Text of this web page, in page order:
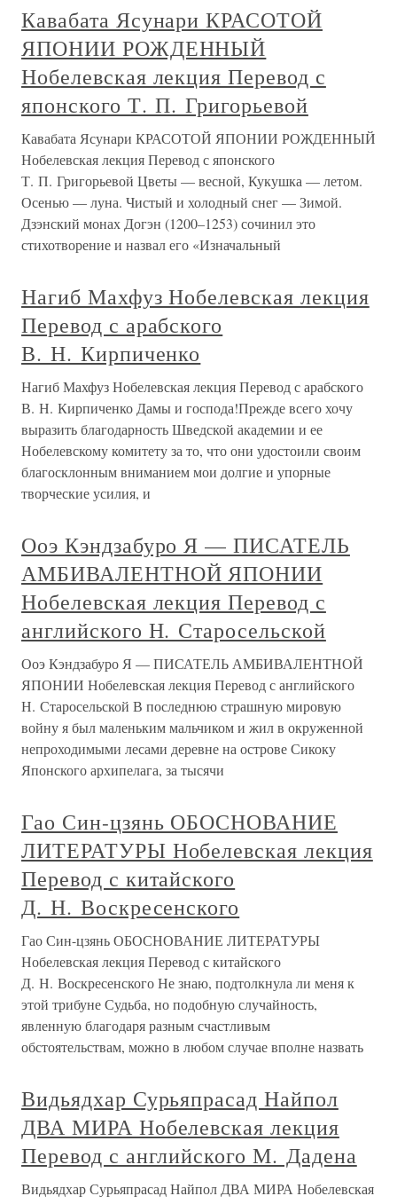
Кавабата Ясунари КРАСОТОЙ
ЯПОНИИ РОЖДЕННЫЙ
Нобелевская лекция Перевод с
японского Т. П. Григорьевой
Кавабата Ясунари КРАСОТОЙ ЯПОНИИ РОЖДЕННЫЙ
Нобелевская лекция Перевод с японского
Т. П. Григорьевой Цветы — весной, Кукушка — летом.
Осенью — луна. Чистый и холодный снег — Зимой.
Дзэнский монах Догэн (1200–1253) сочинил это
стихотворение и назвал его «Изначальный
Нагиб Махфуз Нобелевская лекция
Перевод с арабского
В. Н. Кирпиченко
Нагиб Махфуз Нобелевская лекция Перевод с арабского
В. Н. Кирпиченко Дамы и господа!Прежде всего хочу
выразить благодарность Шведской академии и ее
Нобелевскому комитету за то, что они удостоили своим
благосклонным вниманием мои долгие и упорные
творческие усилия, и
Ооэ Кэндзабуро Я — ПИСАТЕЛЬ
АМБИВАЛЕНТНОЙ ЯПОНИИ
Нобелевская лекция Перевод с
английского Н. Старосельской
Ооэ Кэндзабуро Я — ПИСАТЕЛЬ АМБИВАЛЕНТНОЙ
ЯПОНИИ Нобелевская лекция Перевод с английского
Н. Старосельской В последнюю страшную мировую
войну я был маленьким мальчиком и жил в окруженной
непроходимыми лесами деревне на острове Сикоку
Японского архипелага, за тысячи
Гао Син-цзянь ОБОСНОВАНИЕ
ЛИТЕРАТУРЫ Нобелевская лекция
Перевод с китайского
Д. Н. Воскресенского
Гао Син-цзянь ОБОСНОВАНИЕ ЛИТЕРАТУРЫ
Нобелевская лекция Перевод с китайского
Д. Н. Воскресенского Не знаю, подтолкнула ли меня к
этой трибуне Судьба, но подобную случайность,
явленную благодаря разным счастливым
обстоятельствам, можно в любом случае вполне назвать
Видьядхар Сурьяпрасад Найпол
ДВА МИРА Нобелевская лекция
Перевод с английского М. Дадена
Видьядхар Сурьяпрасад Найпол ДВА МИРА Нобелевская